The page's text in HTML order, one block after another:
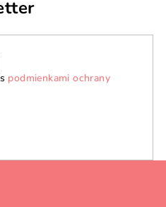
podmienkami ochrany